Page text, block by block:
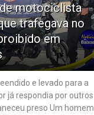
motociclista
trafegava no
em
e levado para a
já respondia por outros
preso Um homem